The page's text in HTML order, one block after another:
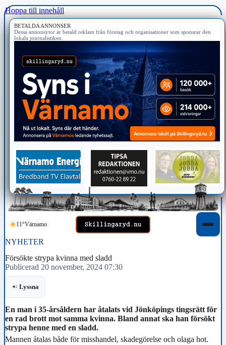
Hoppa till innehåll
BETALDA ANNONSER
Dessa annonsytor är betald reklam från företag och organisationer som sponsrar den
lokala journalistiken.
11°Värnamo
NYHETER
Försökte strypa kvinna med sladd
Publicerad 20 november, 2024 07:30
Lyssna
En man i 35-årsåldern har åtalats vid Jönköpings tingsrätt för
en rad brott mot samma kvinna. Bland annat ska han försökt
strypa henne med en sladd.
Mannen åtalas både för misshandel, skadegörelse och olaga hot.